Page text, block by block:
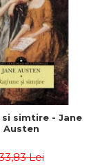
si simtire - Jane
Austen
Lei